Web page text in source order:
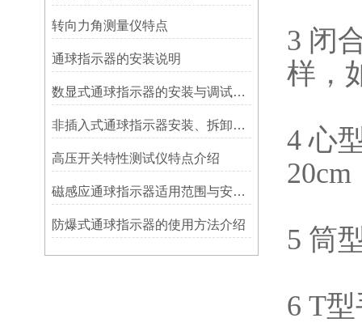
转向力角测量仪特点
​通球指示器的安装说明
数显式通球指示器的安装与调试技巧
非插入式通球指示器安装、拆卸灵活方便
高压开关特性测试仪特点介绍
磁感应通球指示器适用范围与安装方法
防爆式通球指示器的使用方法介绍
3 闭
样，
4 心
5 筒
6 T